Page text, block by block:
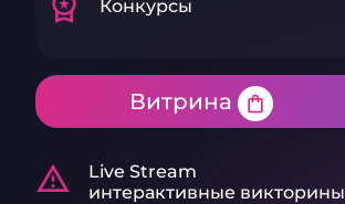
Конкурсы
Витрина shopping_bag
warning_amber
Live Stream
интерактивные викторины